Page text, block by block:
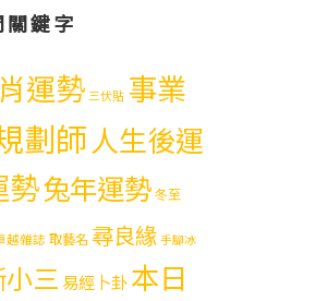
關鍵字
運勢三伏貼 事業
劃師人生後運
勢兔年運勢冬至
越雜誌 取藝名 尋良緣 手腳冰
小三易經卜卦本日